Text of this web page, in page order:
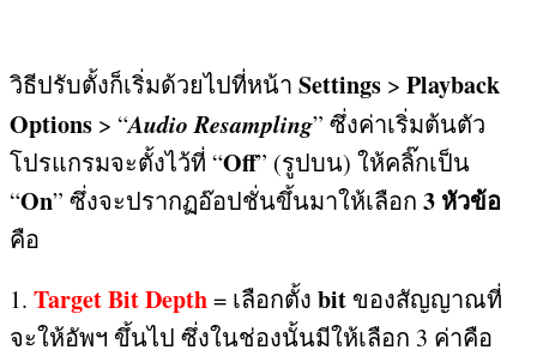
วิธีปรับตั้งก็เริ่มด้วยไปที่หน้า Settings > Playback
Options > “Audio Resampling” ซึ่งค่าเริ่มต้นตัว
โปรแกรมจะตั้งไว้ที่ “Off” (รูปบน) ให้คลิ๊กเป็น
“On” ซึ่งจะปรากฏอ๊อปชั่นขึ้นมาให้เลือก 3 หัวข้อ
คือ
1. Target Bit Depth= เลือกตั้ง bit ของสัญญาณที่
จะให้อัพฯ ขึ้นไป ซึ่งในช่องนั้นมีให้เลือก 3 ค่าคือ